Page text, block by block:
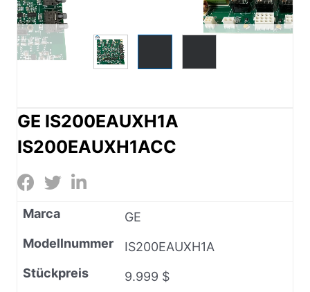
GE IS200EAUXH1A
IS200EAUXH1ACC
Marca
GE
Modellnummer
IS200EAUXH1A
Stückpreis
9.999 $